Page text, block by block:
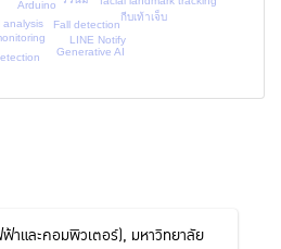
Arduino
analysis
Fall detection
Generative AI
LINE Notify
กีบเท้าเจ็บ
าและคอมพิวเตอร์), มหาวิทยาลัย